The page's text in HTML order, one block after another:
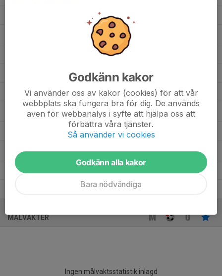
Emilia Lagerström
Ebba Wollin 1 0
Clara Wahlberg 3 0 0 0
Clara Larris 3 0 0 0
Astrid Frenkiel
Alice Crona 2 0 0 0
0
Adele Isaksson 4
MÅLVAKTER
Ingen målvaktsstatistik inlagd
Godkänn kakor
Vi använder oss av kakor (cookies) för att vår
webbplats ska fungera bra för dig. De används
även för webbanalys i syfte att hjälpa oss att
förbättra våra tjänster.
Så använder vi cookies
Godkänn alla kakor
Bara nödvändiga